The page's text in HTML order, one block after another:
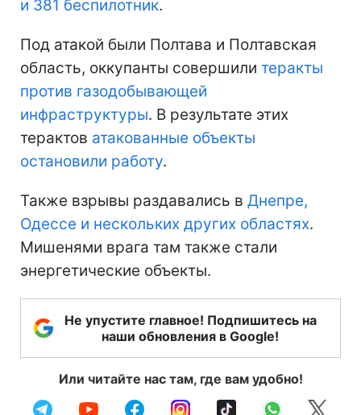
и 381 беспилотник.
Под атакой были Полтава и Полтавская
область, оккупанты совершили теракты
против газодобывающей
инфраструктуры. В результате этих
терактов атакованные объекты
остановили работу.
Также взрывы раздавались в Днепре,
Одессе и нескольких других областях.
Мишенями врага там также стали
энергетические объекты.
Не упустите главное! Подпишитесь на
наши обновления в Google!
Или читайте нас там, где вам удобно!